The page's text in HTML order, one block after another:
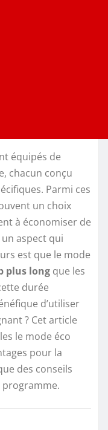
équipés de
chacun conçu
Parmi ces
un choix
à économiser de
un aspect qui
est que le mode
plus long que les
durée
d’utiliser
? Cet article
le mode éco
pour la
des conseils